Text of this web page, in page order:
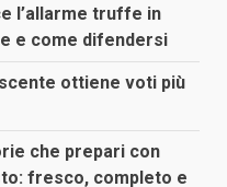
l’allarme truffe in
e come difendersi
ottiene voti più
che prepari con
fresco, completo e